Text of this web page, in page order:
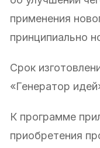
применения
принципиально
Срок
«Генератор
К программе
приобретения